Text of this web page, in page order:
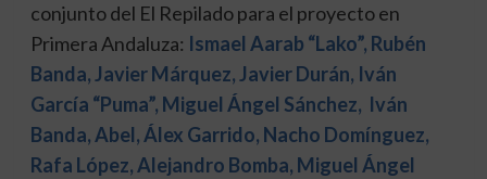
conjunto del El Repilado para el proyecto en
Primera Andaluza: Ismael Aarab “Lako”, Rubén
Banda, Javier Márquez, Javier Durán, Iván
García “Puma”, Miguel Ángel Sánchez, Iván
Banda, Abel, Álex Garrido, Nacho Domínguez,
Rafa López, Alejandro Bomba, Miguel Ángel